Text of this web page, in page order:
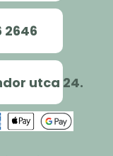
2646
utca 24.